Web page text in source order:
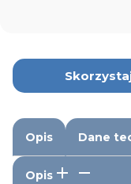
Opis Dane
Opis